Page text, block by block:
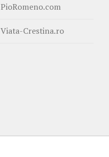
PioRomeno.com
Viata-Crestina.ro